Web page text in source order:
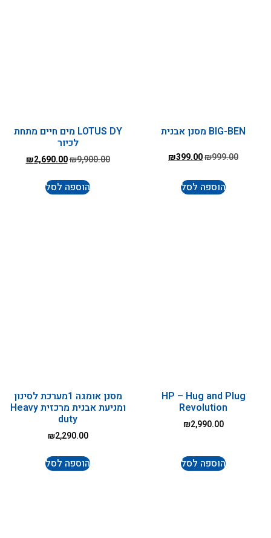
BIG-BEN מסנן אבנית
₪999.00
₪399.00
הוספה לסל
LOTUS DY מים חיים מתחת
לכיור
₪9,900.00
₪2,690.00
הוספה לסל
HP – Hug and Plug
Revolution
₪2,990.00
הוספה לסל
מסנן אומגה 1מערכת לסינון
ומניעת אבנית מרכזית Heavy
duty
₪2,290.00
הוספה לסל